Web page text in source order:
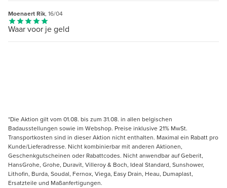
Moenaert Rik, 16/04
Waar voor je geld
*Die Aktion gilt vom 01.08. bis zum 31.08. in allen belgischen
Badausstellungen sowie im Webshop. Preise inklusive 21% MwSt.
Transportkosten sind in dieser Aktion nicht enthalten. Maximal ein Rabatt pro
Kunde/Lieferadresse. Nicht kombinierbar mit anderen Aktionen,
Geschenkgutscheinen oder Rabattcodes. Nicht anwendbar auf Geberit,
HansGrohe, Grohe, Duravit, Villeroy & Boch, Ideal Standard, Sunshower,
Lithofin, Burda, Soudal, Fernox, Viega, Easy Drain, Heau, Dumaplast,
Ersatzteile und Maßanfertigungen.